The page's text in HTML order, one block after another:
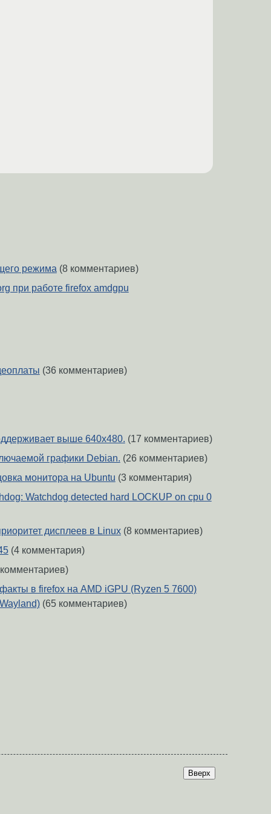
режима (8 комментариев)
при работе firefox amdgpu
(36 комментариев)
выше 640х480. (17 комментариев)
графики Debian. (26 комментариев)
монитора на Ubuntu (3 комментария)
Watchdog detected hard LOCKUP on cpu 0
дисплеев в Linux(8 комментариев)
(4 комментария)
в firefox на AMD iGPU (Ryzen 5 7600)
(65 комментариев)
Вверх